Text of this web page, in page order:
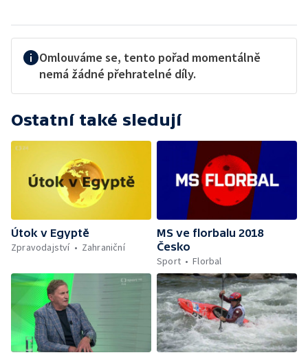
Omlouváme se, tento pořad momentálně
nemá žádné přehratelné díly.
Ostatní také sledují
Útok v Egyptě
Zpravodajství
Zahraniční
MS ve florbalu 2018
Česko
Sport
Florbal